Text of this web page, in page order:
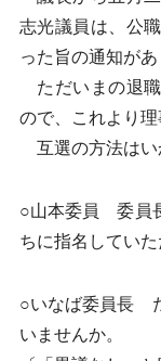
志光議員は、公
った旨の通知が
ただいまの退職
ので、これより理
互選の方法はい
○山本委員 委員
ちに指名していた
○いなば委員長
いませんか。